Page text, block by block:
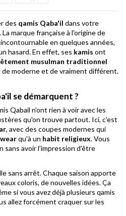
des qamis Qaba'il dans votre
marque française à l'origine de
en quelques années,
hasard. En effet, ses kamis ont
musulman traditionnel
moderne et de vraiment différent.
se démarquent ?
Qabail n'ont rien à voir avec les
qu'on trouve partout. Ici, c'est
, avec des coupes modernes qui
qu'à un habit religieux. Vous
sans avoir l'impression d'être
sans arrêt. Chaque saison apporte
coloris, de nouvelles idées. Ça
si vous avez déjà plusieurs qamis
allez forcément craquer sur les